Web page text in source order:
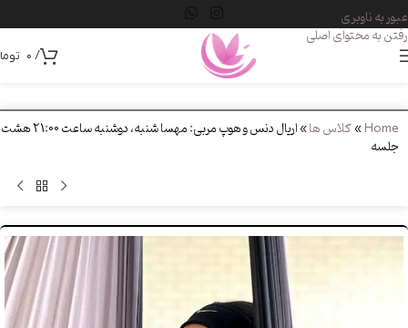
عبور به ناوبری
رفتن به محتوای اصلی
/
0
Home
»کلاس ها» اریال دنس و هوپ مربی: مهسا شنبه، دوشنبه ساعت 21:00 هشت
جلسه